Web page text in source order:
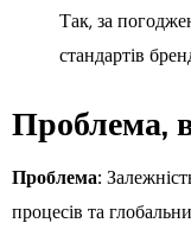
Так, за
стандартів
Проблема,
Проблема:
процесів та